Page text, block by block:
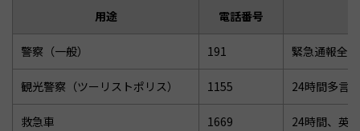
用途 電話番号
警察（一般） 191 緊急通報全般
観光警察（ツーリストポリス） 1155 24時間多言
救急車 1669 24時間、英